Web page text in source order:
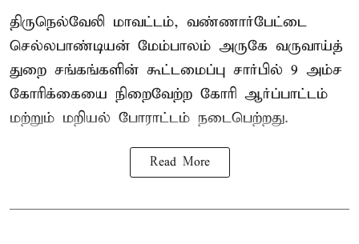
திருநெல்வேலி மாவட்டம், வண்ணார்பேட்டை
செல்லபாண்டியன் மேம்பாலம் அருகே வருவாய்த்
துறை சங்கங்களின் கூட்டமைப்பு சார்பில் 9 அம்ச
கோரிக்கையை நிறைவேற்ற கோரி ஆர்ப்பாட்டம்
மற்றும் மறியல் போராட்டம் நடைபெற்றது.
Read More